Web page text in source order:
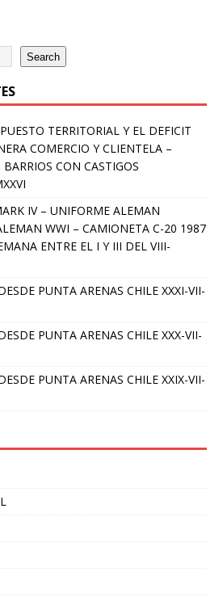
Search
TERRITORIAL Y EL DEFICIT
COMERCIO Y CLIENTELA –
CON CASTIGOS
IV – UNIFORME ALEMAN
WWI – CAMIONETA C-20 1987
ENTRE EL I Y III DEL VIII-
PUNTA ARENAS CHILE XXXI-VII-
PUNTA ARENAS CHILE XXX-VII-
PUNTA ARENAS CHILE XXIX-VII-